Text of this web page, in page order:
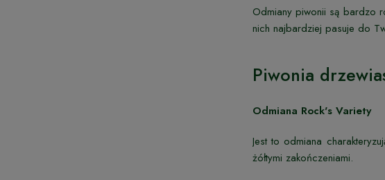
Odmiany piwonii są bardzo
nich najbardziej pasuje do
Piwonia
Odmiana Rock's Variety
Jest to odmiana
żółtymi zakończeniami.